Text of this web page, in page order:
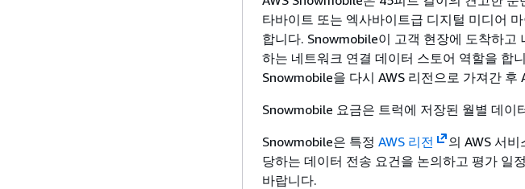
타바이트 또는 엑사바이트급 디지털 미디어
합니다. Snowmobile이 고객 현장에 도착하고
하는 네트워크 연결 데이터 스토어 역할을 합
Snowmobile을 다시 AWS 리전으로 가져간
Snowmobile 요금은 트럭에 저장된 월별 데이
Snowmobile은 특정 AWS 리전
의 AWS 서
당하는 데이터 전송 요건을 논의하고 평가 일
바랍니다.